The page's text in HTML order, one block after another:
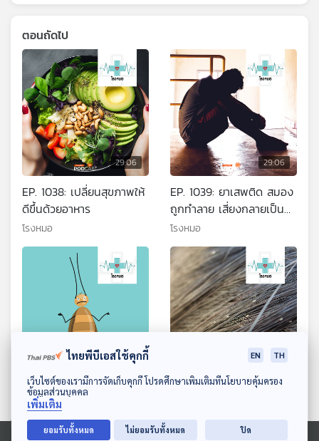
ดาวน์โหลด Thai PBS Podcast Application
ตอนถัดไป
29:06
EP. 1038: เปลี่ยนสุขภาพให้
ดีขึ้นด้วยอาหาร
โรงหมอ
29:06
EP. 1039: ยาเสพติด สมอง
ถูกทำลาย เสี่ยงกลายเป็น
โรคจิต
โรงหมอ
29:06
EP. 1040: แมลงสาบ
อันตรายกว่าเราที่คิด
โรงหมอ
29:06
EP. 1041: พยาธิภายนอก ที่
โรงหมอ
ไทยพีบีเอสใช้คุกกี้ EN TH
เว็บไซต์ของเรามีการจัดเก็บคุกกี้ โปรดศึกษาเพิ่มเติมที่นโยบายคุ้มครอง
ข้อมูลส่วนบุคคล
เพิ่มเติม
ยอมรับทั้งหมด ไม่ยอมรับทั้งหมด ปิด